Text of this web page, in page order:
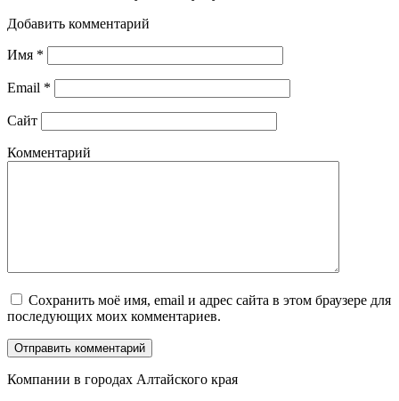
Добавить комментарий
Имя *
Email *
Сайт
Комментарий
Сохранить моё имя, email и адрес сайта в этом браузере для
последующих моих комментариев.
Компании в городах Алтайского края